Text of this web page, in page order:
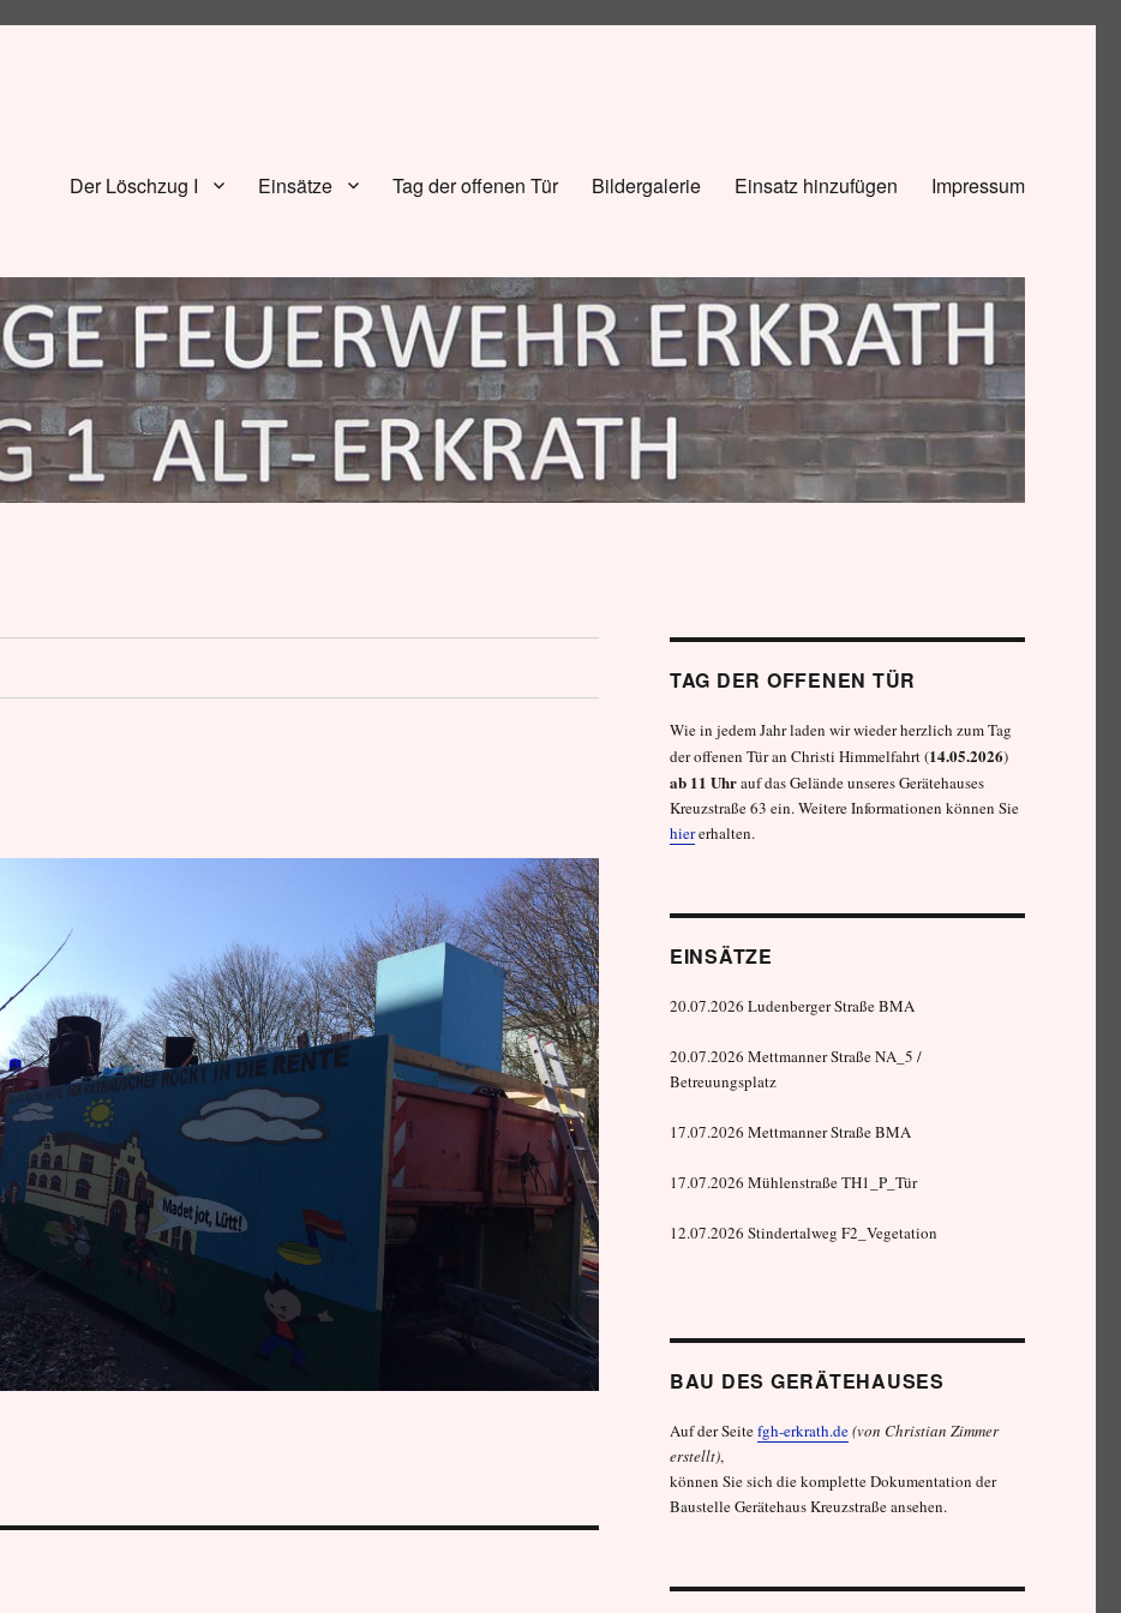
Der Löschzug I Einsätze Tag der offenen Tür Bildergalerie Einsatz hinzufügen Impressum
TAG DER OFFENEN TÜR
Wie in jedem Jahr laden wir wieder herzlich zum Tag
der offenen Tür an Christi Himmelfahrt (14.05.2026)
ab 11 Uhrauf das Gelände unseres Gerätehauses
Kreuzstraße 63 ein. Weitere Informationen können Sie
hiererhalten.
EINSÄTZE
20.07.2026 Ludenberger Straße BMA
20.07.2026 Mettmanner Straße NA_5 /
Betreuungsplatz
17.07.2026 Mettmanner Straße BMA
17.07.2026 Mühlenstraße TH1_P_Tür
12.07.2026 Stindertalweg F2_Vegetation
BAU DES GERÄTEHAUSES
Auf der Seitefgh-erkrath.de(von Christian Zimmer
erstellt),
können Sie sich die komplette Dokumentation der
Baustelle Gerätehaus Kreuzstraße ansehen.